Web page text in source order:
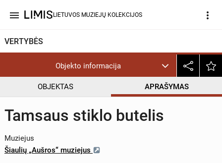
menu LIETUVOS MUZIEJŲ KOLEKCIJOS more_vert
VERTYBĖS
Objekto informacija
OBJEKTAS APRAŠYMAS
Tamsaus stiklo butelis
Muziejus
Šiaulių „Aušros“ muziejus